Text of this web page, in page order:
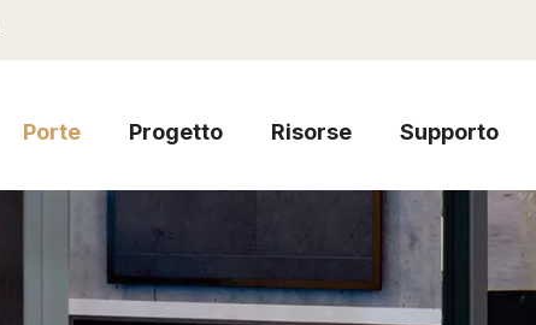
Porte Progetto Risorse Supporto